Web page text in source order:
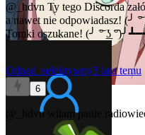
@_hdvn Ty tego Discorda
a nawet nie odpowiadasz! (╯
Tomki oszukane! (╯ ͠° ͟ʖ
Odpad_selektywny3 lata temu
6
@_hdvn witam panie